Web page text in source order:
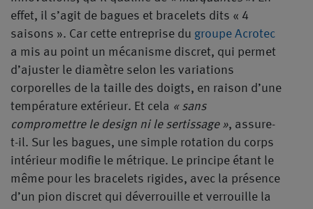
effet, il s’agit de bagues et bracelets dits « 4
saisons ». Car cette entreprise du groupe Acrotec
a mis au point un mécanisme discret, qui permet
d’ajuster le diamètre selon les variations
corporelles de la taille des doigts, en raison d’une
température extérieur. Et cela « sans
compromettre le design ni le sertissage », assure-
t-il. Sur les bagues, une simple rotation du corps
intérieur modifie le métrique. Le principe étant le
même pour les bracelets rigides, avec la présence
d’un pion discret qui déverrouille et verrouille la